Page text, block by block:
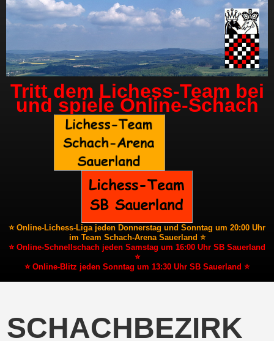
Tritt dem Lichess-Team bei
und spiele Online-Schach
⭐ Online-Lichess-Liga jeden Donnerstag und Sonntag um 20:00 Uhr
im Team Schach-Arena Sauerland ⭐
⭐ Online-Schnellschach jeden Samstag um 16:00 Uhr SB Sauerland
⭐
⭐ Online-Blitz jeden Sonntag um 13:30 Uhr SB Sauerland ⭐
SCHACHBEZIRK